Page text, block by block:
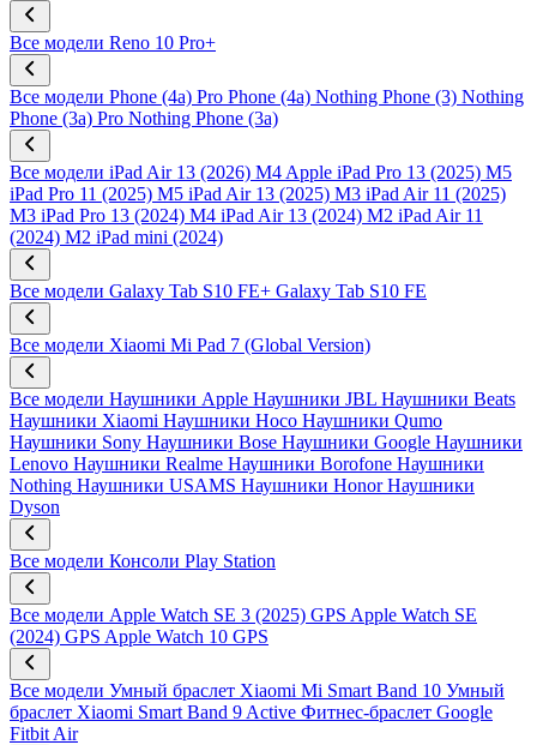
Все модели Reno 10 Pro+
Все модели Phone (4a) Pro Phone (4a) Nothing Phone (3) Nothing
Phone (3a) Pro Nothing Phone (3a)
Все модели iPad Air 13 (2026) M4 Apple iPad Pro 13 (2025) M5
iPad Pro 11 (2025) M5 iPad Air 13 (2025) M3 iPad Air 11 (2025)
M3 iPad Pro 13 (2024) M4 iPad Air 13 (2024) M2 iPad Air 11
(2024) M2 iPad mini (2024)
Все модели Galaxy Tab S10 FE+ Galaxy Tab S10 FE
Все модели Xiaomi Mi Pad 7 (Global Version)
Все модели Наушники Apple Наушники JBL Наушники Beats
Наушники Xiaomi Наушники Hoco Наушники Qumo
Наушники Sony Наушники Bose Наушники Google Наушники
Lenovo Наушники Realme Наушники Borofone Наушники
Nothing Наушники USAMS Наушники Honor Наушники
Dyson
Все модели Консоли Play Station
Все модели Apple Watch SE 3 (2025) GPS Apple Watch SE
(2024) GPS Apple Watch 10 GPS
Все модели Умный браслет Xiaomi Mi Smart Band 10 Умный
браслет Xiaomi Smart Band 9 Active Фитнес-браслет Google
Fitbit Air